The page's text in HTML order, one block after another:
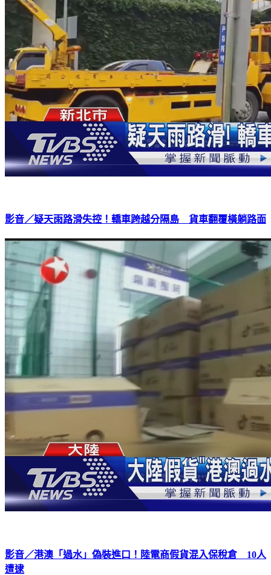
影音／疑天雨路滑失控！轎車跨越分隔島 貨車翻覆橫躺路面
影音／港澳「過水」偽裝進口！陸電商假貨混入保稅倉 10人
遭逮